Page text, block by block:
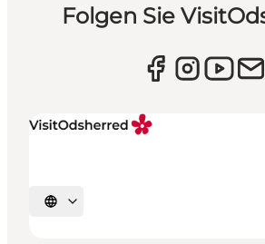
Folgen Sie
Sprache auswählen